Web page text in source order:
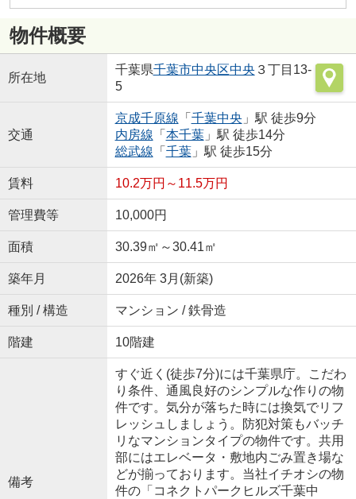
物件概要
所在地
千葉県千葉市中央区中央 ３丁目13-
5
交通
京成千原線 「 千葉中央 」駅 徒歩9分
内房線 「 本千葉」駅 徒歩14分
総武線 「 千葉」駅 徒歩15分
賃料 10.2万円～11.5万円
管理費等 10,000円
面積 30.39㎡～30.41㎡
築年月 2026年 3月(新築)
種別 / 構造 マンション / 鉄骨造
階建 10階建
備考
すぐ近く(徒歩7分)には千葉県庁。こだわ
り条件、通風良好のシンプルな作りの物
件です。気分が落ちた時には換気でリフ
レッシュしましょう。防犯対策もバッチ
リなマンションタイプの物件です。共用
部にはエレベータ・敷地内ごみ置き場な
どが揃っております。当社イチオシの物
件の「コネクトパークヒルズ千葉中